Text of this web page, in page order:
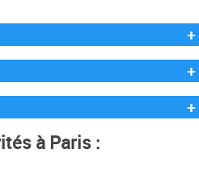
+
+
+
à Paris :